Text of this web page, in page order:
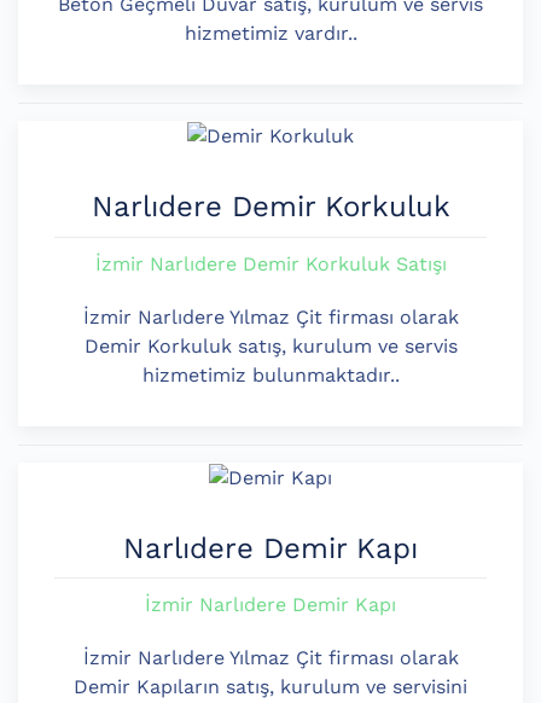
hizmetimiz vardır..
Narlıdere Demir Korkuluk
İzmir Narlıdere Demir Korkuluk Satışı
İzmir Narlıdere Yılmaz Çit firması olarak
Demir Korkuluk satış, kurulum ve servis
hizmetimiz bulunmaktadır..
Narlıdere Demir Kapı
İzmir Narlıdere Demir Kapı
İzmir Narlıdere Yılmaz Çit firması olarak
Demir Kapıların satış, kurulum ve servisini